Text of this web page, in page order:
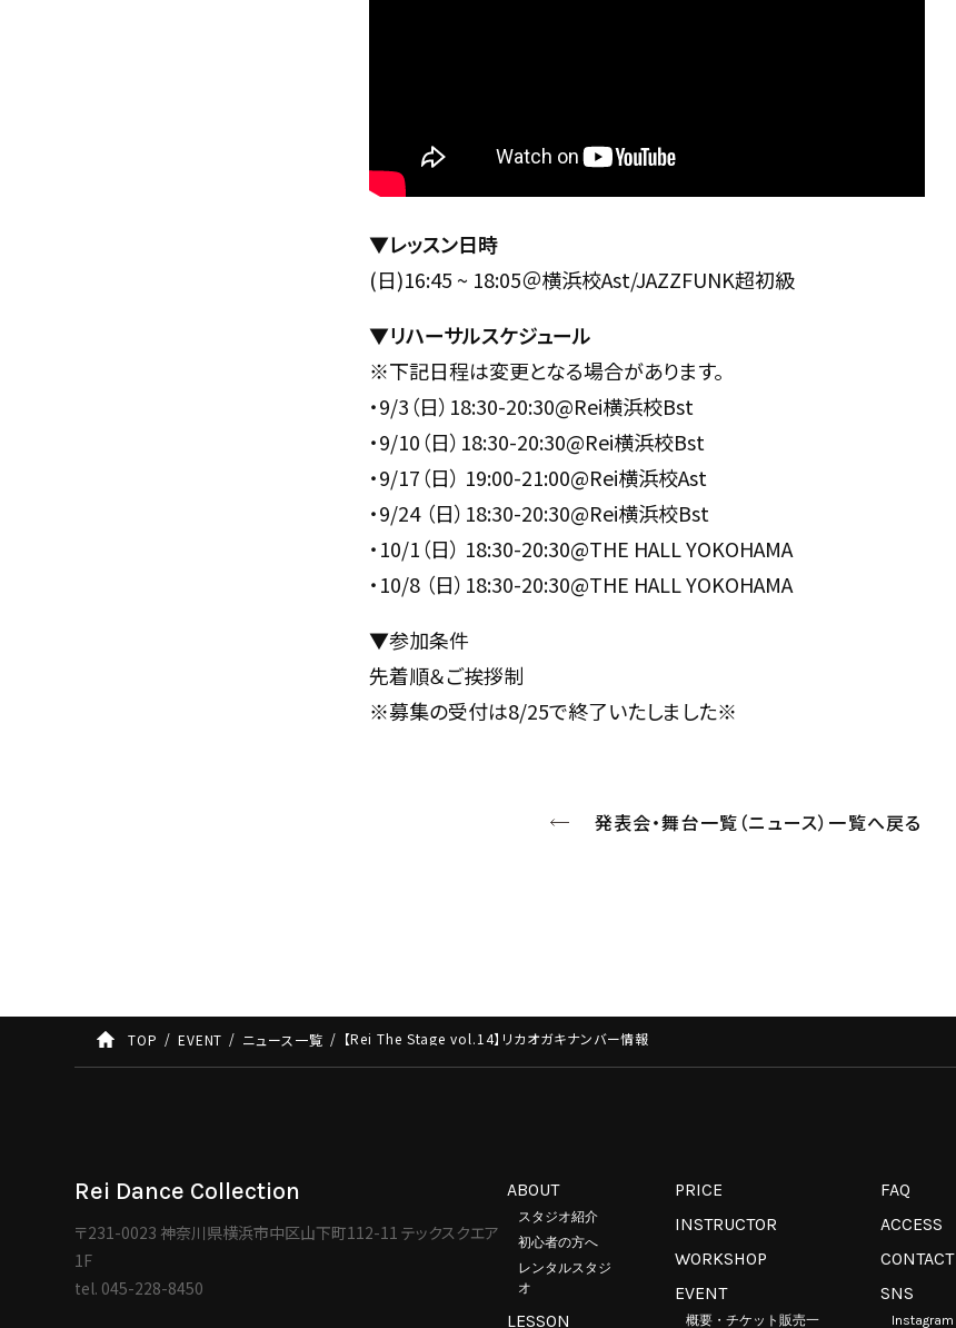
▼レッスン日時
(日)16:45 ~ 18:05＠横浜校Ast/JAZZFUNK超初級
▼リハーサルスケジュール
※下記日程は変更となる場合があります。
・9/3（日）18:30-20:30@Rei横浜校Bst
・9/10（日）18:30-20:30@Rei横浜校Bst
・9/17（日） 19:00-21:00@Rei横浜校Ast
・9/24 （日）18:30-20:30@Rei横浜校Bst
・10/1（日） 18:30-20:30@THE HALL YOKOHAMA
・10/8 （日）18:30-20:30@THE HALL YOKOHAMA
▼参加条件
先着順＆ご挨拶制
※募集の受付は8/25で終了いたしました※
発表会・舞台一覧（ニュース）一覧へ戻る
TOP EVENT ニュース一覧 【Rei The Stage vol.14】リカオガキナンバー情報
Rei Dance Collection
〒231-0023 神奈川県横浜市中区山下町112-11 テックスクエア
1F
tel. 045-228-8450
ABOUT
スタジオ紹介
初心者の方へ
レンタルスタジ
オ
LESSON
PRICE
INSTRUCTOR
WORKSHOP
EVENT
概要・チケット販売一
FAQ
ACCESS
CONTACT
SNS
Instagram